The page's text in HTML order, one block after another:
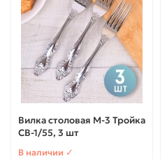
Вилка столовая М-3 Тройка
СВ-1/55, 3 шт
В наличии ✓